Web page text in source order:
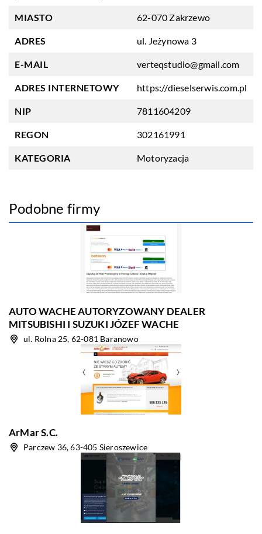
MIASTO 62-070 Zakrzewo
ADRES ul. Jeżynowa 3
E-MAIL verteqstudio@gmail.com
ADRES INTERNETOWY https://dieselserwis.com.pl
NIP 7811604209
REGON 302161991
KATEGORIA Motoryzacja
Podobne firmy
AUTO WACHE AUTORYZOWANY DEALER
MITSUBISHI I SUZUKI JÓZEF WACHE
ul. Rolna 25, 62-081 Baranowo
ArMar S.C.
Parczew 36, 63-405 Sieroszewice